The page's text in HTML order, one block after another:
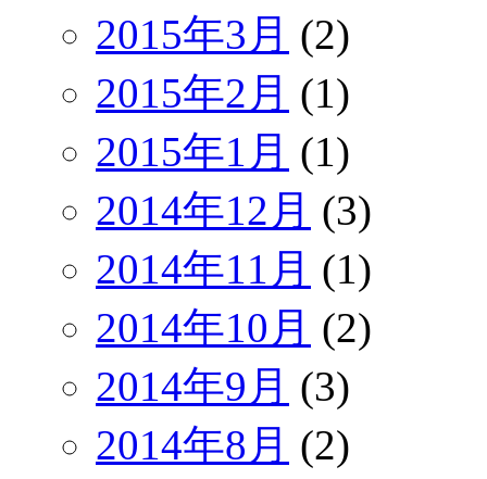
2015年3月 (2)
2015年2月 (1)
2015年1月 (1)
2014年12月 (3)
2014年11月 (1)
2014年10月 (2)
2014年9月 (3)
2014年8月 (2)